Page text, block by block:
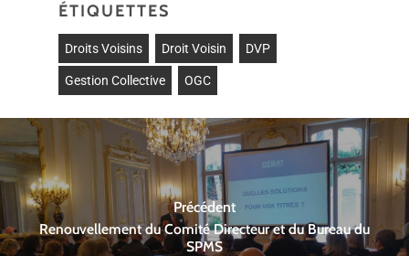
ÉTIQUETTES
Droits Voisins Droit Voisin DVP
Gestion Collective OGC
Précédent
Renouvellement du Comité Directeur et du Bureau du
SPMS